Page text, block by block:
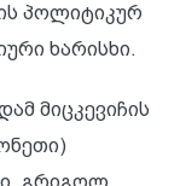
პოლიტიკურ
ხარისხი.
მიცკევიჩის